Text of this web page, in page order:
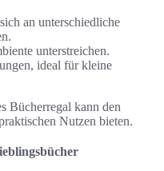
an unterschiedliche
unterstreichen.
ideal für kleine
Bücherregal kann den
Nutzen bieten.